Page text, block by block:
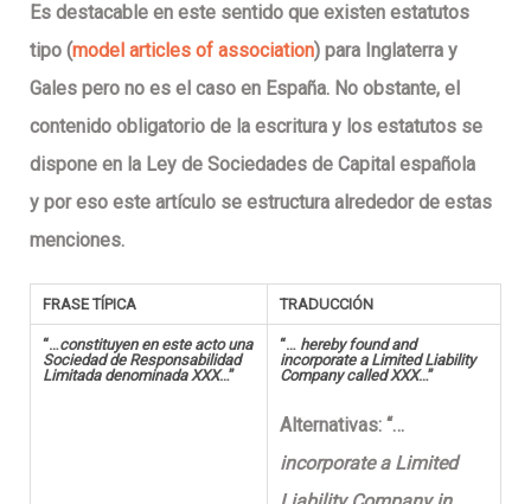
Es destacable en este sentido que existen estatutos
tipo (model articles of association) para Inglaterra y
Gales pero no es el caso en España. No obstante, el
contenido obligatorio de la escritura y los estatutos se
dispone en la Ley de Sociedades de Capital española
y por eso este artículo se estructura alrededor de estas
menciones.
FRASE TÍPICA TRADUCCIÓN
“…constituyenen este acto una
Sociedad de Responsabilidad
Limitada denominada XXX…”
“… herebyfound and
incorporatea Limited Liability
Company called XXX…”
Alternativas: “…
incorporate a Limited